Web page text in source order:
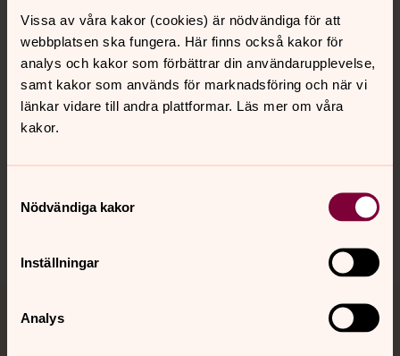
Vissa av våra kakor (cookies) är nödvändiga för att
webbplatsen ska fungera. Här finns också kakor för
analys och kakor som förbättrar din användarupplevelse,
samt kakor som används för marknadsföring och när vi
länkar vidare till andra plattformar. Läs mer om våra
kakor.
Nödvändiga kakor
Inställningar
Analys
Kalender
Hitta snabbt
Jourhavande präst